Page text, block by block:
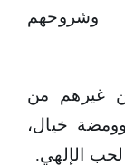
وشروحهم
غيرهم من
خيال،
الإلهي.